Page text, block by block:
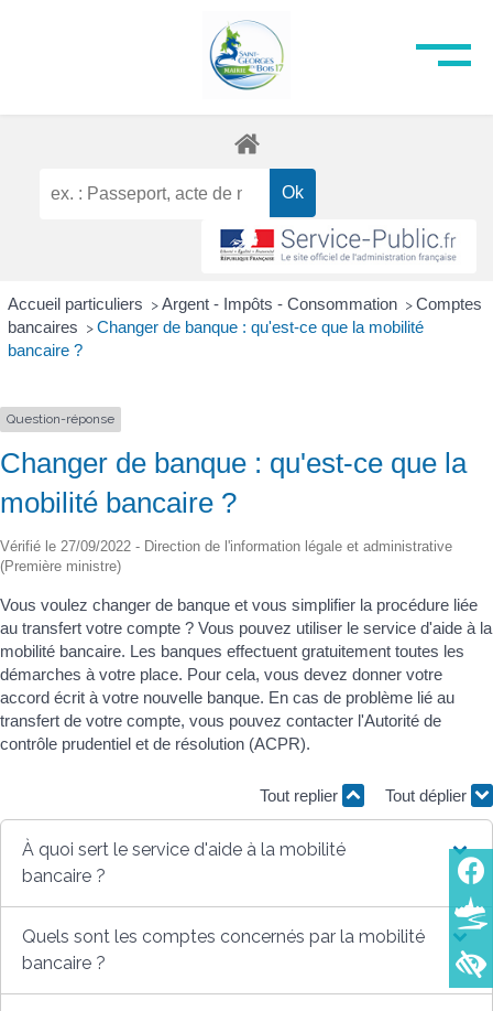
Accueil particuliers > Argent - Impôts - Consommation > Comptes
bancaires > Changer de banque : qu'est-ce que la mobilité
bancaire ?
Question-réponse
Changer de banque : qu'est-ce que la
mobilité bancaire ?
Vérifié le 27/09/2022 - Direction de l'information légale et administrative
(Première ministre)
Vous voulez changer de banque et vous simplifier la procédure liée
au transfert votre compte ? Vous pouvez utiliser le service d'aide à la
mobilité bancaire. Les banques effectuent gratuitement toutes les
démarches à votre place. Pour cela, vous devez donner votre
accord écrit à votre nouvelle banque. En cas de problème lié au
transfert de votre compte, vous pouvez contacter l'Autorité de
contrôle prudentiel et de résolution (ACPR).
Tout replier Tout déplier
À quoi sert le service d'aide à la mobilité
bancaire ?
Quels sont les comptes concernés par la mobilité
bancaire ?